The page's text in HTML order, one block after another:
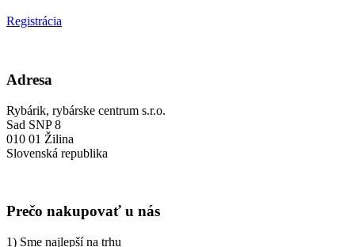
Registrácia
Adresa
Rybárik, rybárske centrum s.r.o.
Sad SNP 8
010 01 Žilina
Slovenská republika
Prečo nakupovať u nás
1) Sme najlepší na trhu